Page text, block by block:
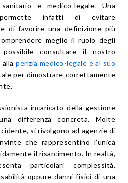
e medico-legale. Una
permette infatti di evitare
di favorire una definizione più
meglio il ruolo degli
consultare il nostro
allaperizia medico-legale e al suo
per dimostrare correttamente
incaricato della gestione
differenza concreta. Molte
si rivolgono ad agenzie di
che rappresentino l’unica
il risarcimento. In realtà,
particolari complessità,
oppure danni fisici di una